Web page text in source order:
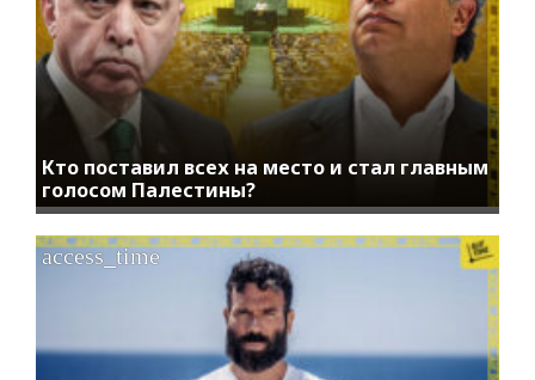
Кто поставил всех на место и стал главным
голосом Палестины?
access_time